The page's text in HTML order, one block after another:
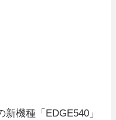
機種「EDGE540」